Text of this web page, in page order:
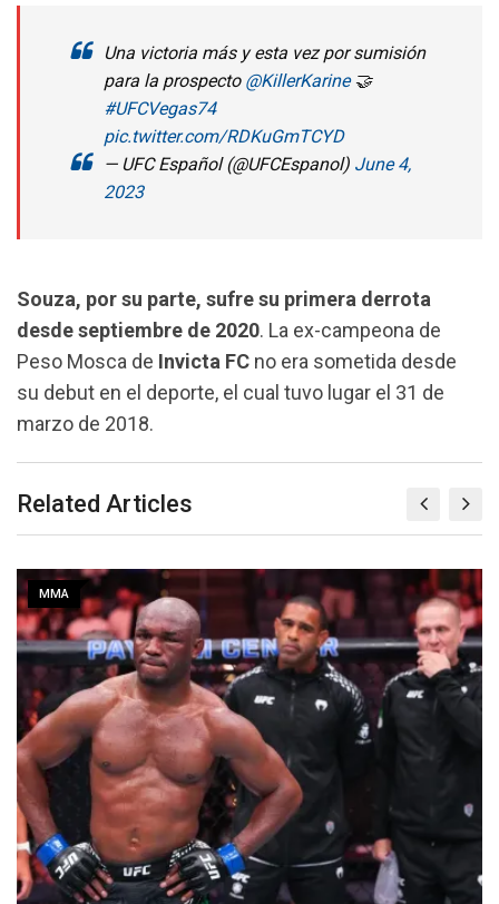
Una victoria más y esta vez por sumisión
para la prospecto @KillerKarine🤝
#UFCVegas74
pic.twitter.com/RDKuGmTCYD
— UFC Español (@UFCEspanol) June 4,
2023
Souza, por su parte, sufre su primera derrota
desde septiembre de 2020. La ex-campeona de
Peso Mosca de Invicta FC no era sometida desde
su debut en el deporte, el cual tuvo lugar el 31 de
marzo de 2018.
Related Articles
MMA